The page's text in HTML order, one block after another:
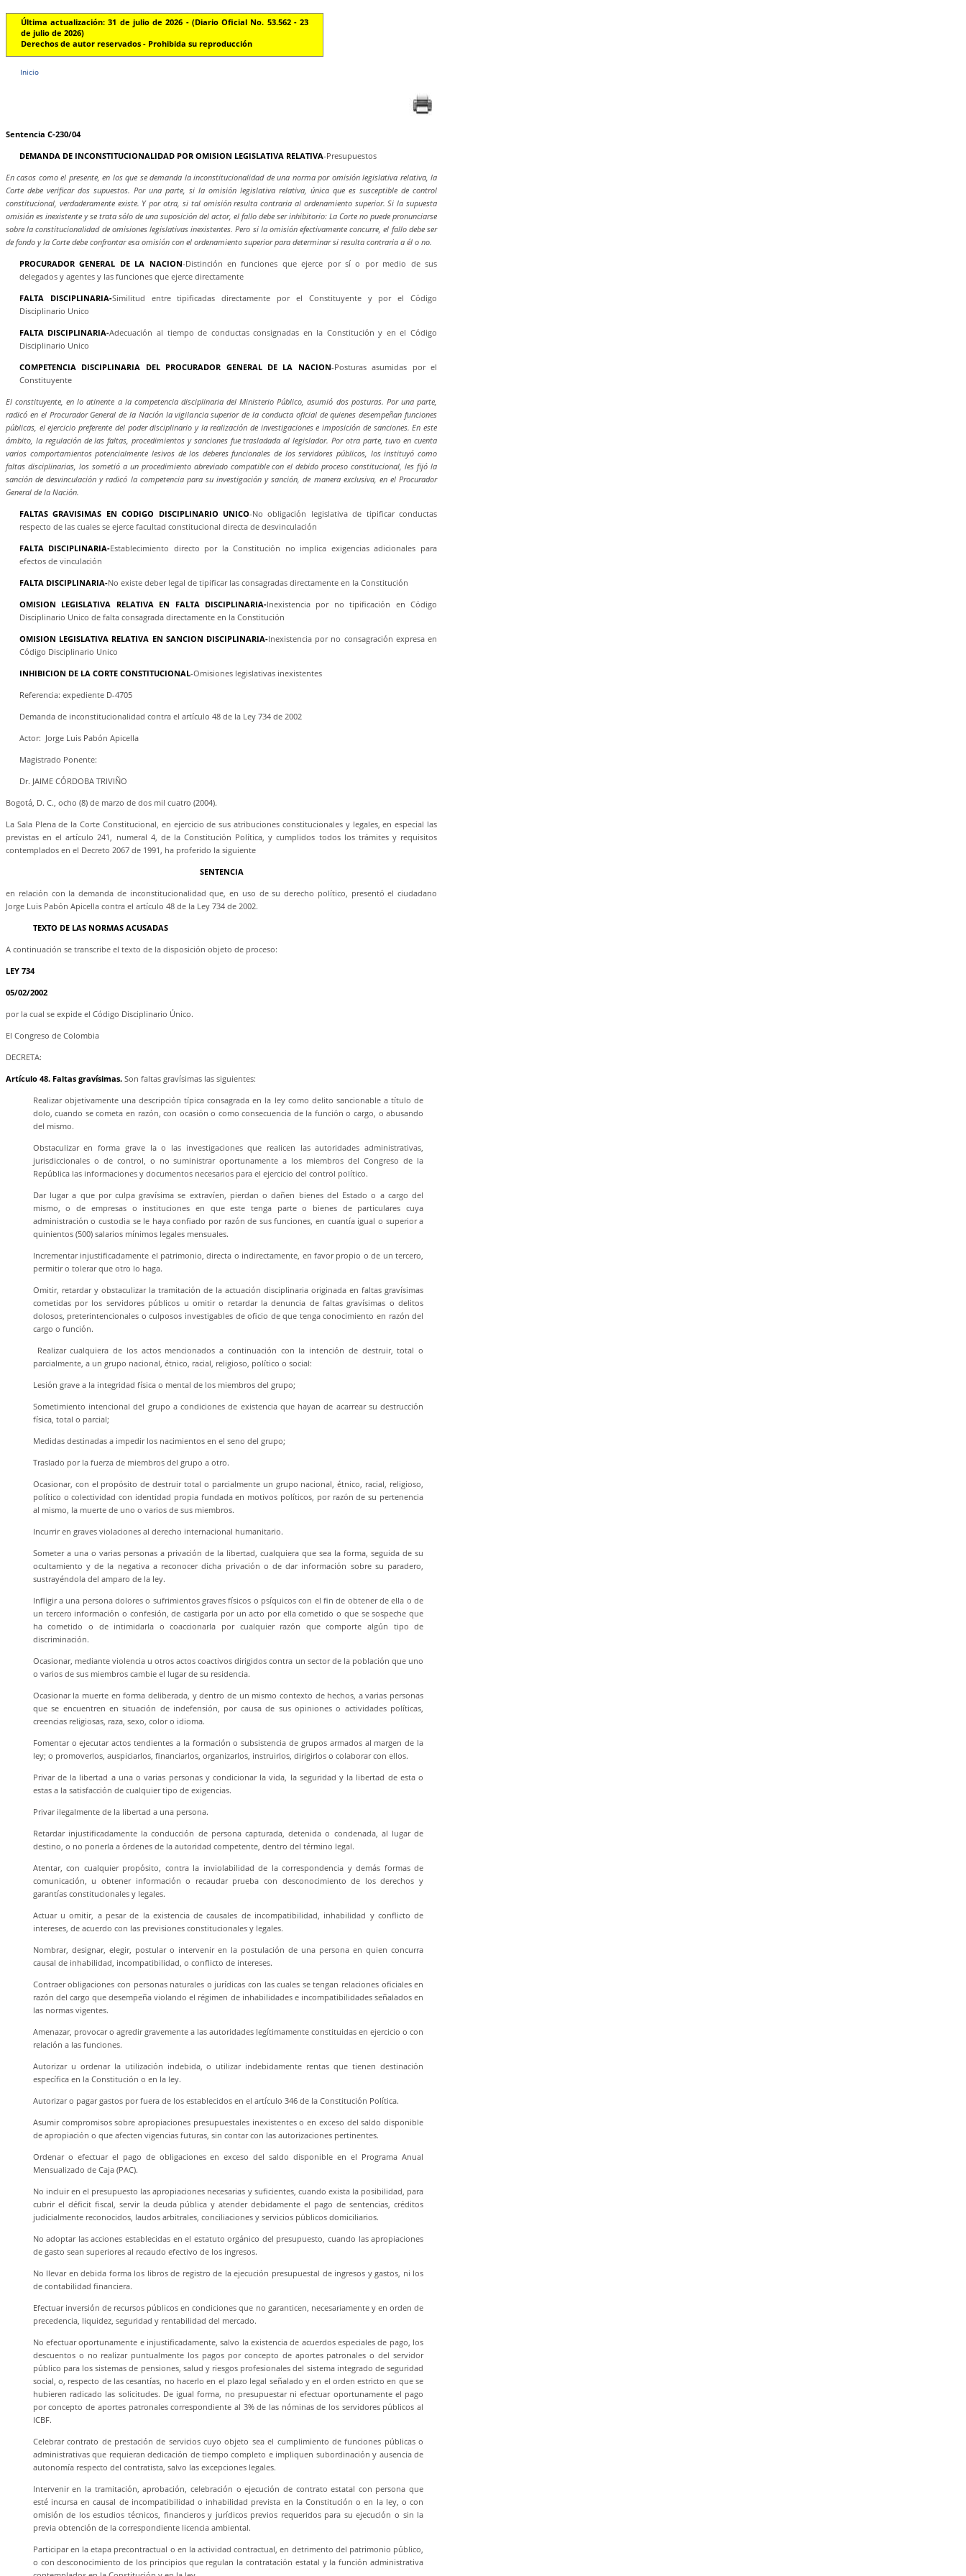
Última actualización: 31 de julio de 2026 - (Diario Oficial No. 53.562 - 23
de julio de 2026)
Derechos de autor reservados - Prohibida su reproducción
Inicio
Sentencia C-230/04
DEMANDA DE INCONSTITUCIONALIDAD POR OMISION LEGISLATIVA RELATIVA-Presupuestos
En casos como el presente, en los que se demanda la inconstitucionalidad de una norma por omisión legislativa relativa, la
Corte debe verificar dos supuestos. Por una parte, si la omisión legislativa relativa, única que es susceptible de control
constitucional, verdaderamente existe. Y por otra, si tal omisión resulta contraria al ordenamiento superior. Si la supuesta
omisión es inexistente y se trata sólo de una suposición del actor, el fallo debe ser inhibitorio: La Corte no puede pronunciarse
sobre la constitucionalidad de omisiones legislativas inexistentes. Pero si la omisión efectivamente concurre, el fallo debe ser
de fondo y la Corte debe confrontar esa omisión con el ordenamiento superior para determinar si resulta contraria a él o no.
PROCURADOR GENERAL DE LA NACION-Distinción en funciones que ejerce por sí o por medio de sus
delegados y agentes y las funciones que ejerce directamente
FALTA DISCIPLINARIA-Similitud entre tipificadas directamente por el Constituyente y por el Código
Disciplinario Unico
FALTA DISCIPLINARIA-Adecuación al tiempo de conductas consignadas en la Constitución y en el Código
Disciplinario Unico
COMPETENCIA DISCIPLINARIA DEL PROCURADOR GENERAL DE LA NACION-Posturas asumidas por el
Constituyente
El constituyente, en lo atinente a la competencia disciplinaria del Ministerio Público, asumió dos posturas. Por una parte,
radicó en el Procurador General de la Nación la vigilancia superior de la conducta oficial de quienes desempeñan funciones
públicas, el ejercicio preferente del poder disciplinario y la realización de investigaciones e imposición de sanciones. En este
ámbito, la regulación de las faltas, procedimientos y sanciones fue trasladada al legislador. Por otra parte, tuvo en cuenta
varios comportamientos potencialmente lesivos de los deberes funcionales de los servidores públicos, los instituyó como
faltas disciplinarias, los sometió a un procedimiento abreviado compatible con el debido proceso constitucional, les fijó la
sanción de desvinculación y radicó la competencia para su investigación y sanción, de manera exclusiva, en el Procurador
General de la Nación.
FALTAS GRAVISIMAS EN CODIGO DISCIPLINARIO UNICO-No obligación legislativa de tipificar conductas
respecto de las cuales se ejerce facultad constitucional directa de desvinculación
FALTA DISCIPLINARIA-Establecimiento directo por la Constitución no implica exigencias adicionales para
efectos de vinculación
FALTA DISCIPLINARIA-No existe deber legal de tipificar las consagradas directamente en la Constitución
OMISION LEGISLATIVA RELATIVA EN FALTA DISCIPLINARIA-Inexistencia por no tipificación en Código
Disciplinario Unico de falta consagrada directamente en la Constitución
OMISION LEGISLATIVA RELATIVA EN SANCION DISCIPLINARIA-Inexistencia por no consagración expresa en
Código Disciplinario Unico
INHIBICION DE LA CORTE CONSTITUCIONAL-Omisiones legislativas inexistentes
Referencia: expediente D-4705
Demanda de inconstitucionalidad contra el artículo 48 de la Ley 734 de 2002
Actor: Jorge Luis Pabón Apicella
Magistrado Ponente:
Dr. JAIME CÓRDOBA TRIVIÑO
Bogotá, D. C., ocho (8) de marzo de dos mil cuatro (2004).
La Sala Plena de la Corte Constitucional, en ejercicio de sus atribuciones constitucionales y legales, en especial las
previstas en el artículo 241, numeral 4, de la Constitución Política, y cumplidos todos los trámites y requisitos
contemplados en el Decreto 2067 de 1991, ha proferido la siguiente
SENTENCIA
en relación con la demanda de inconstitucionalidad que, en uso de su derecho político, presentó el ciudadano
Jorge Luis Pabón Apicella contra el artículo 48 de la Ley 734 de 2002.
TEXTO DE LAS NORMAS ACUSADAS
A continuación se transcribe el texto de la disposición objeto de proceso:
LEY 734
05/02/2002
por la cual se expide el Código Disciplinario Único.
El Congreso de Colombia
DECRETA:
Artículo 48. Faltas gravísimas. Son faltas gravísimas las siguientes:
Realizar objetivamente una descripción típica consagrada en la ley como delito sancionable a título de
dolo, cuando se cometa en razón, con ocasión o como consecuencia de la función o cargo, o abusando
del mismo.
Obstaculizar en forma grave la o las investigaciones que realicen las autoridades administrativas,
jurisdiccionales o de control, o no suministrar oportunamente a los miembros del Congreso de la
República las informaciones y documentos necesarios para el ejercicio del control político.
Dar lugar a que por culpa gravísima se extravíen, pierdan o dañen bienes del Estado o a cargo del
mismo, o de empresas o instituciones en que este tenga parte o bienes de particulares cuya
administración o custodia se le haya confiado por razón de sus funciones, en cuantía igual o superior a
quinientos (500) salarios mínimos legales mensuales.
Incrementar injustificadamente el patrimonio, directa o indirectamente, en favor propio o de un tercero,
permitir o tolerar que otro lo haga.
Omitir, retardar y obstaculizar la tramitación de la actuación disciplinaria originada en faltas gravísimas
cometidas por los servidores públicos u omitir o retardar la denuncia de faltas gravísimas o delitos
dolosos, preterintencionales o culposos investigables de oficio de que tenga conocimiento en razón del
cargo o función.
Realizar cualquiera de los actos mencionados a continuación con la intención de destruir, total o
parcialmente, a un grupo nacional, étnico, racial, religioso, político o social:
Lesión grave a la integridad física o mental de los miembros del grupo;
Sometimiento intencional del grupo a condiciones de existencia que hayan de acarrear su destrucción
física, total o parcial;
Medidas destinadas a impedir los nacimientos en el seno del grupo;
Traslado por la fuerza de miembros del grupo a otro.
Ocasionar, con el propósito de destruir total o parcialmente un grupo nacional, étnico, racial, religioso,
político o colectividad con identidad propia fundada en motivos políticos, por razón de su pertenencia
al mismo, la muerte de uno o varios de sus miembros.
Incurrir en graves violaciones al derecho internacional humanitario.
Someter a una o varias personas a privación de la libertad, cualquiera que sea la forma, seguida de su
ocultamiento y de la negativa a reconocer dicha privación o de dar información sobre su paradero,
sustrayéndola del amparo de la ley.
Infligir a una persona dolores o sufrimientos graves físicos o psíquicos con el fin de obtener de ella o de
un tercero información o confesión, de castigarla por un acto por ella cometido o que se sospeche que
ha cometido o de intimidarla o coaccionarla por cualquier razón que comporte algún tipo de
discriminación.
Ocasionar, mediante violencia u otros actos coactivos dirigidos contra un sector de la población que uno
o varios de sus miembros cambie el lugar de su residencia.
Ocasionar la muerte en forma deliberada, y dentro de un mismo contexto de hechos, a varias personas
que se encuentren en situación de indefensión, por causa de sus opiniones o actividades políticas,
creencias religiosas, raza, sexo, color o idioma.
Fomentar o ejecutar actos tendientes a la formación o subsistencia de grupos armados al margen de la
ley; o promoverlos, auspiciarlos, financiarlos, organizarlos, instruirlos, dirigirlos o colaborar con ellos.
Privar de la libertad a una o varias personas y condicionar la vida, la seguridad y la libertad de esta o
estas a la satisfacción de cualquier tipo de exigencias.
Privar ilegalmente de la libertad a una persona.
Retardar injustificadamente la conducción de persona capturada, detenida o condenada, al lugar de
destino, o no ponerla a órdenes de la autoridad competente, dentro del término legal.
Atentar, con cualquier propósito, contra la inviolabilidad de la correspondencia y demás formas de
comunicación, u obtener información o recaudar prueba con desconocimiento de los derechos y
garantías constitucionales y legales.
Actuar u omitir, a pesar de la existencia de causales de incompatibilidad, inhabilidad y conflicto de
intereses, de acuerdo con las previsiones constitucionales y legales.
Nombrar, designar, elegir, postular o intervenir en la postulación de una persona en quien concurra
causal de inhabilidad, incompatibilidad, o conflicto de intereses.
Contraer obligaciones con personas naturales o jurídicas con las cuales se tengan relaciones oficiales en
razón del cargo que desempeña violando el régimen de inhabilidades e incompatibilidades señalados en
las normas vigentes.
Amenazar, provocar o agredir gravemente a las autoridades legítimamente constituidas en ejercicio o con
relación a las funciones.
Autorizar u ordenar la utilización indebida, o utilizar indebidamente rentas que tienen destinación
específica en la Constitución o en la ley.
Autorizar o pagar gastos por fuera de los establecidos en el artículo 346 de la Constitución Política.
Asumir compromisos sobre apropiaciones presupuestales inexistentes o en exceso del saldo disponible
de apropiación o que afecten vigencias futuras, sin contar con las autorizaciones pertinentes.
Ordenar o efectuar el pago de obligaciones en exceso del saldo disponible en el Programa Anual
Mensualizado de Caja (PAC).
No incluir en el presupuesto las apropiaciones necesarias y suficientes, cuando exista la posibilidad, para
cubrir el déficit fiscal, servir la deuda pública y atender debidamente el pago de sentencias, créditos
judicialmente reconocidos, laudos arbitrales, conciliaciones y servicios públicos domiciliarios.
No adoptar las acciones establecidas en el estatuto orgánico del presupuesto, cuando las apropiaciones
de gasto sean superiores al recaudo efectivo de los ingresos.
No llevar en debida forma los libros de registro de la ejecución presupuestal de ingresos y gastos, ni los
de contabilidad financiera.
Efectuar inversión de recursos públicos en condiciones que no garanticen, necesariamente y en orden de
precedencia, liquidez, seguridad y rentabilidad del mercado.
No efectuar oportunamente e injustificadamente, salvo la existencia de acuerdos especiales de pago, los
descuentos o no realizar puntualmente los pagos por concepto de aportes patronales o del servidor
público para los sistemas de pensiones, salud y riesgos profesionales del sistema integrado de seguridad
social, o, respecto de las cesantías, no hacerlo en el plazo legal señalado y en el orden estricto en que se
hubieren radicado las solicitudes. De igual forma, no presupuestar ni efectuar oportunamente el pago
por concepto de aportes patronales correspondiente al 3% de las nóminas de los servidores públicos al
ICBF.
Celebrar contrato de prestación de servicios cuyo objeto sea el cumplimiento de funciones públicas o
administrativas que requieran dedicación de tiempo completo e impliquen subordinación y ausencia de
autonomía respecto del contratista, salvo las excepciones legales.
Intervenir en la tramitación, aprobación, celebración o ejecución de contrato estatal con persona que
esté incursa en causal de incompatibilidad o inhabilidad prevista en la Constitución o en la ley, o con
omisión de los estudios técnicos, financieros y jurídicos previos requeridos para su ejecución o sin la
previa obtención de la correspondiente licencia ambiental.
Participar en la etapa precontractual o en la actividad contractual, en detrimento del patrimonio público,
o con desconocimiento de los principios que regulan la contratación estatal y la función administrativa